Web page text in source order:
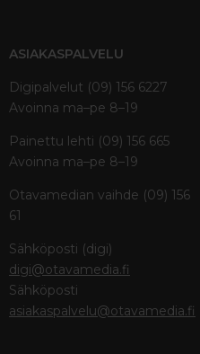
ASIAKASPALVELU
Digipalvelut (09) 156 6227
Avoinna ma–pe 8–19
Painettu lehti (09) 156 665
Avoinna ma–pe 8–19
Otavamedian vaihde (09) 156
61
Sähköposti (digi)
digi@otavamedia.fi
Sähköposti
asiakaspalvelu@otavamedia.fi